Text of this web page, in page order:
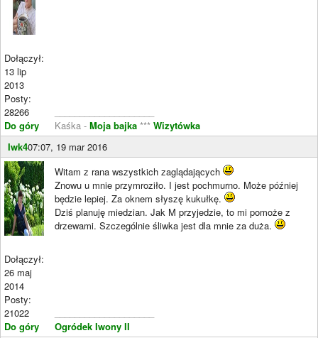
Dołączył:
13 lip
2013
Posty:
28266
Do góry
Kaśka - Moja bajka *** Wizytówka
Iwk407:07, 19 mar 2016
Dołączył:
26 maj
2014
Posty:
21022
Do góry
Witam z rana wszystkich zaglądających
Znowu u mnie przymroziło. I jest pochmurno. Może później
będzie lepiej. Za oknem słyszę kukułkę.
Dziś planuję miedzian. Jak M przyjedzie, to mi pomoże z
drzewami. Szczególnie śliwka jest dla mnie za duża.
Ogródek Iwony II